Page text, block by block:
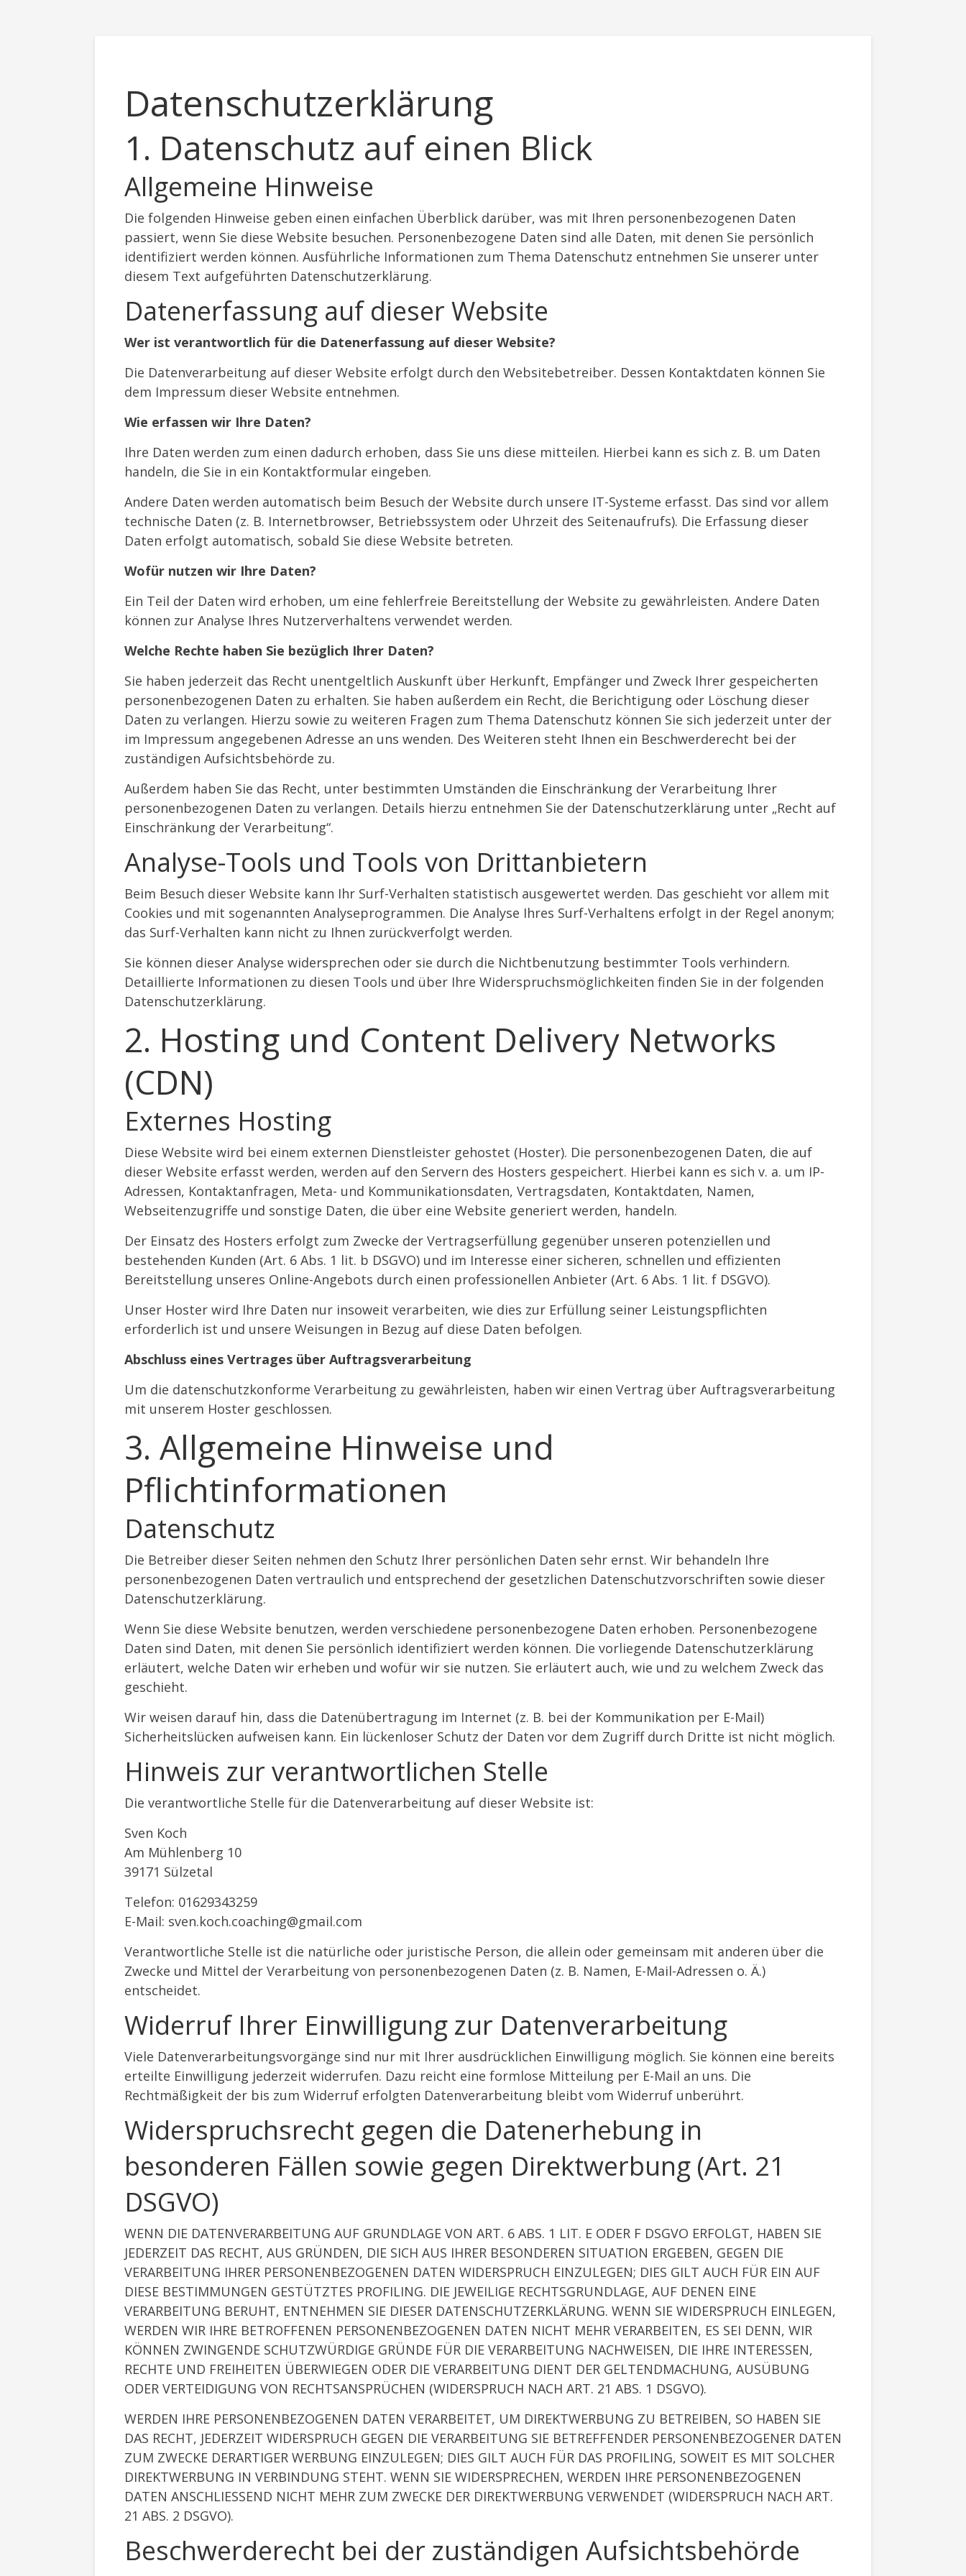
Datenschutzerklärung
1. Datenschutz auf einen Blick
Allgemeine Hinweise
Die folgenden Hinweise geben einen einfachen Überblick darüber, was mit Ihren personenbezogenen Daten
passiert, wenn Sie diese Website besuchen. Personenbezogene Daten sind alle Daten, mit denen Sie persönlich
identifiziert werden können. Ausführliche Informationen zum Thema Datenschutz entnehmen Sie unserer unter
diesem Text aufgeführten Datenschutzerklärung.
Datenerfassung auf dieser Website
Wer ist verantwortlich für die Datenerfassung auf dieser Website?
Die Datenverarbeitung auf dieser Website erfolgt durch den Websitebetreiber. Dessen Kontaktdaten können Sie
dem Impressum dieser Website entnehmen.
Wie erfassen wir Ihre Daten?
Ihre Daten werden zum einen dadurch erhoben, dass Sie uns diese mitteilen. Hierbei kann es sich z. B. um Daten
handeln, die Sie in ein Kontaktformular eingeben.
Andere Daten werden automatisch beim Besuch der Website durch unsere IT-Systeme erfasst. Das sind vor allem
technische Daten (z. B. Internetbrowser, Betriebssystem oder Uhrzeit des Seitenaufrufs). Die Erfassung dieser
Daten erfolgt automatisch, sobald Sie diese Website betreten.
Wofür nutzen wir Ihre Daten?
Ein Teil der Daten wird erhoben, um eine fehlerfreie Bereitstellung der Website zu gewährleisten. Andere Daten
können zur Analyse Ihres Nutzerverhaltens verwendet werden.
Welche Rechte haben Sie bezüglich Ihrer Daten?
Sie haben jederzeit das Recht unentgeltlich Auskunft über Herkunft, Empfänger und Zweck Ihrer gespeicherten
personenbezogenen Daten zu erhalten. Sie haben außerdem ein Recht, die Berichtigung oder Löschung dieser
Daten zu verlangen. Hierzu sowie zu weiteren Fragen zum Thema Datenschutz können Sie sich jederzeit unter der
im Impressum angegebenen Adresse an uns wenden. Des Weiteren steht Ihnen ein Beschwerderecht bei der
zuständigen Aufsichtsbehörde zu.
Außerdem haben Sie das Recht, unter bestimmten Umständen die Einschränkung der Verarbeitung Ihrer
personenbezogenen Daten zu verlangen. Details hierzu entnehmen Sie der Datenschutzerklärung unter „Recht auf
Einschränkung der Verarbeitung“.
Analyse-Tools und Tools von Drittanbietern
Beim Besuch dieser Website kann Ihr Surf-Verhalten statistisch ausgewertet werden. Das geschieht vor allem mit
Cookies und mit sogenannten Analyseprogrammen. Die Analyse Ihres Surf-Verhaltens erfolgt in der Regel anonym;
das Surf-Verhalten kann nicht zu Ihnen zurückverfolgt werden.
Sie können dieser Analyse widersprechen oder sie durch die Nichtbenutzung bestimmter Tools verhindern.
Detaillierte Informationen zu diesen Tools und über Ihre Widerspruchsmöglichkeiten finden Sie in der folgenden
Datenschutzerklärung.
2. Hosting und Content Delivery Networks
(CDN)
Externes Hosting
Diese Website wird bei einem externen Dienstleister gehostet (Hoster). Die personenbezogenen Daten, die auf
dieser Website erfasst werden, werden auf den Servern des Hosters gespeichert. Hierbei kann es sich v. a. um IP-
Adressen, Kontaktanfragen, Meta- und Kommunikationsdaten, Vertragsdaten, Kontaktdaten, Namen,
Webseitenzugriffe und sonstige Daten, die über eine Website generiert werden, handeln.
Der Einsatz des Hosters erfolgt zum Zwecke der Vertragserfüllung gegenüber unseren potenziellen und
bestehenden Kunden (Art. 6 Abs. 1 lit. b DSGVO) und im Interesse einer sicheren, schnellen und effizienten
Bereitstellung unseres Online-Angebots durch einen professionellen Anbieter (Art. 6 Abs. 1 lit. f DSGVO).
Unser Hoster wird Ihre Daten nur insoweit verarbeiten, wie dies zur Erfüllung seiner Leistungspflichten
erforderlich ist und unsere Weisungen in Bezug auf diese Daten befolgen.
Abschluss eines Vertrages über Auftragsverarbeitung
Um die datenschutzkonforme Verarbeitung zu gewährleisten, haben wir einen Vertrag über Auftragsverarbeitung
mit unserem Hoster geschlossen.
3. Allgemeine Hinweise und
Pflichtinformationen
Datenschutz
Die Betreiber dieser Seiten nehmen den Schutz Ihrer persönlichen Daten sehr ernst. Wir behandeln Ihre
personenbezogenen Daten vertraulich und entsprechend der gesetzlichen Datenschutzvorschriften sowie dieser
Datenschutzerklärung.
Wenn Sie diese Website benutzen, werden verschiedene personenbezogene Daten erhoben. Personenbezogene
Daten sind Daten, mit denen Sie persönlich identifiziert werden können. Die vorliegende Datenschutzerklärung
erläutert, welche Daten wir erheben und wofür wir sie nutzen. Sie erläutert auch, wie und zu welchem Zweck das
geschieht.
Wir weisen darauf hin, dass die Datenübertragung im Internet (z. B. bei der Kommunikation per E-Mail)
Sicherheitslücken aufweisen kann. Ein lückenloser Schutz der Daten vor dem Zugriff durch Dritte ist nicht möglich.
Hinweis zur verantwortlichen Stelle
Die verantwortliche Stelle für die Datenverarbeitung auf dieser Website ist:
Sven Koch
Am Mühlenberg 10
39171 Sülzetal
Telefon: 01629343259
E-Mail: sven.koch.coaching@gmail.com
Verantwortliche Stelle ist die natürliche oder juristische Person, die allein oder gemeinsam mit anderen über die
Zwecke und Mittel der Verarbeitung von personenbezogenen Daten (z. B. Namen, E-Mail-Adressen o. Ä.)
entscheidet.
Widerruf Ihrer Einwilligung zur Datenverarbeitung
Viele Datenverarbeitungsvorgänge sind nur mit Ihrer ausdrücklichen Einwilligung möglich. Sie können eine bereits
erteilte Einwilligung jederzeit widerrufen. Dazu reicht eine formlose Mitteilung per E-Mail an uns. Die
Rechtmäßigkeit der bis zum Widerruf erfolgten Datenverarbeitung bleibt vom Widerruf unberührt.
Widerspruchsrecht gegen die Datenerhebung in
besonderen Fällen sowie gegen Direktwerbung (Art. 21
DSGVO)
WENN DIE DATENVERARBEITUNG AUF GRUNDLAGE VON ART. 6 ABS. 1 LIT. E ODER F DSGVO ERFOLGT, HABEN SIE
JEDERZEIT DAS RECHT, AUS GRÜNDEN, DIE SICH AUS IHRER BESONDEREN SITUATION ERGEBEN, GEGEN DIE
VERARBEITUNG IHRER PERSONENBEZOGENEN DATEN WIDERSPRUCH EINZULEGEN; DIES GILT AUCH FÜR EIN AUF
DIESE BESTIMMUNGEN GESTÜTZTES PROFILING. DIE JEWEILIGE RECHTSGRUNDLAGE, AUF DENEN EINE
VERARBEITUNG BERUHT, ENTNEHMEN SIE DIESER DATENSCHUTZERKLÄRUNG. WENN SIE WIDERSPRUCH EINLEGEN,
WERDEN WIR IHRE BETROFFENEN PERSONENBEZOGENEN DATEN NICHT MEHR VERARBEITEN, ES SEI DENN, WIR
KÖNNEN ZWINGENDE SCHUTZWÜRDIGE GRÜNDE FÜR DIE VERARBEITUNG NACHWEISEN, DIE IHRE INTERESSEN,
RECHTE UND FREIHEITEN ÜBERWIEGEN ODER DIE VERARBEITUNG DIENT DER GELTENDMACHUNG, AUSÜBUNG
ODER VERTEIDIGUNG VON RECHTSANSPRÜCHEN (WIDERSPRUCH NACH ART. 21 ABS. 1 DSGVO).
WERDEN IHRE PERSONENBEZOGENEN DATEN VERARBEITET, UM DIREKTWERBUNG ZU BETREIBEN, SO HABEN SIE
DAS RECHT, JEDERZEIT WIDERSPRUCH GEGEN DIE VERARBEITUNG SIE BETREFFENDER PERSONENBEZOGENER DATEN
ZUM ZWECKE DERARTIGER WERBUNG EINZULEGEN; DIES GILT AUCH FÜR DAS PROFILING, SOWEIT ES MIT SOLCHER
DIREKTWERBUNG IN VERBINDUNG STEHT. WENN SIE WIDERSPRECHEN, WERDEN IHRE PERSONENBEZOGENEN
DATEN ANSCHLIESSEND NICHT MEHR ZUM ZWECKE DER DIREKTWERBUNG VERWENDET (WIDERSPRUCH NACH ART.
21 ABS. 2 DSGVO).
Beschwerderecht bei der zuständigen Aufsichtsbehörde